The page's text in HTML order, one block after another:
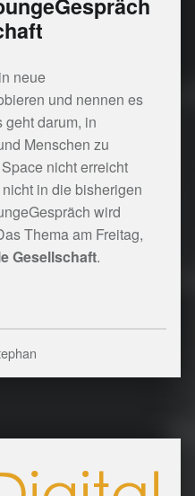
neue
und nennen es
geht darum, in
Menschen zu
nicht erreicht
in die bisherigen
wird
Thema am Freitag,
Gesellschaft.